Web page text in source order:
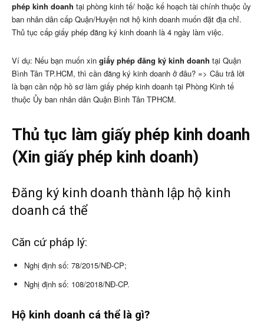
phép kinh doanh tại phòng kinh tế/ hoặc kế hoạch tài chính thuộc ủy
ban nhân dân cấp Quận/Huyện nơi hộ kinh doanh muốn đặt địa chỉ.
Thủ tục cấp giấy phép đăng ký kinh doanh là 4 ngày làm việc.
Ví dụ: Nếu bạn muốn xin giấy phép đăng ký kinh doanh tại Quận
Bình Tân TP.HCM, thì cần đăng ký kinh doanh ở đâu? => Câu trả lời
là bạn cần nộp hồ sơ làm giấy phép kinh doanh tại Phòng Kinh tế
thuộc Ủy ban nhân dân Quận Bình Tân TPHCM.
Thủ tục làm giấy phép kinh doanh
(Xin giấy phép kinh doanh)
Đăng ký kinh doanh thành lập hộ kinh
doanh cá thể
Căn cứ pháp lý:
Nghị định số: 78/2015/NĐ-CP;
Nghị định số: 108/2018/NĐ-CP.
Hộ kinh doanh cá thể là gì?